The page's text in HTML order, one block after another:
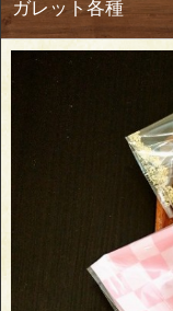
ガレット各種